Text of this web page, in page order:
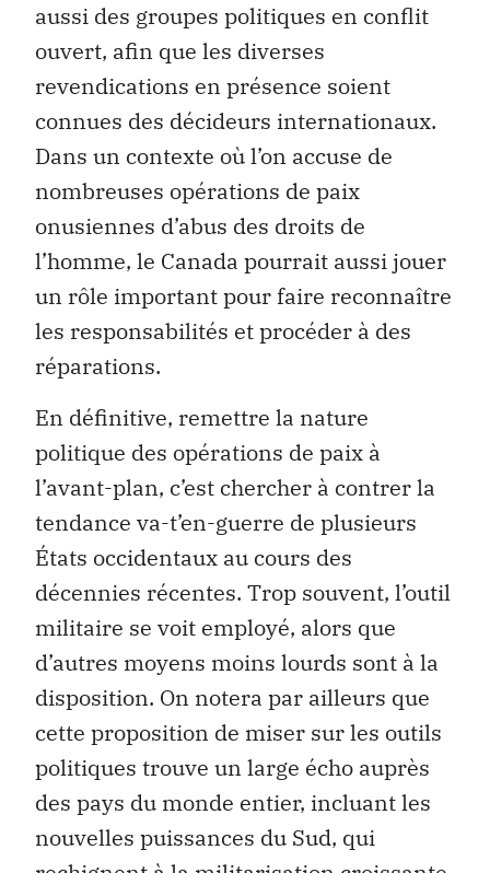
aussi des groupes politiques en conflit
ouvert, afin que les diverses
revendications en présence soient
connues des décideurs internationaux.
Dans un contexte où l’on accuse de
nombreuses opérations de paix
onusiennes d’abus des droits de
l’homme, le Canada pourrait aussi jouer
un rôle important pour faire reconnaître
les responsabilités et procéder à des
réparations.
En définitive, remettre la nature
politique des opérations de paix à
l’avant-plan, c’est chercher à contrer la
tendance va-t’en-guerre de plusieurs
États occidentaux au cours des
décennies récentes. Trop souvent, l’outil
militaire se voit employé, alors que
d’autres moyens moins lourds sont à la
disposition. On notera par ailleurs que
cette proposition de miser sur les outils
politiques trouve un large écho auprès
des pays du monde entier, incluant les
nouvelles puissances du Sud, qui